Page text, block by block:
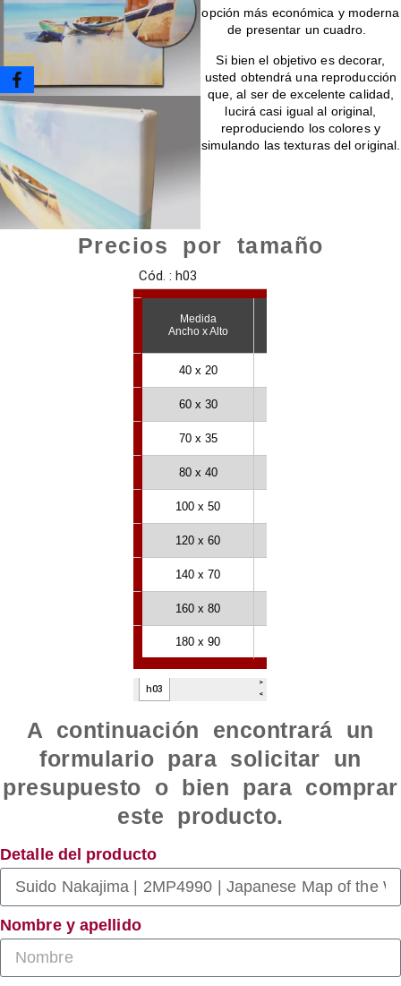
opción más económica y moderna
de presentar un cuadro.
Si bien el objetivo es decorar,
usted obtendrá una reproducción
que, al ser de excelente calidad,
lucirá casi igual al original,
reproduciendo los colores y
simulando las texturas del original.
Precios por tamaño
A continuación encontrará un
formulario para solicitar un
presupuesto o bien para comprar
este producto.
Detalle del producto
Nombre y apellido